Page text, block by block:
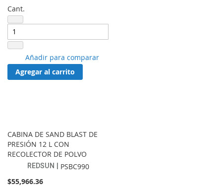
Cant.
Añadir
a
lista
Añadir para comparar
Agregar al carrito
CABINA DE SAND BLAST DE
PRESIÓN 12 L CON
RECOLECTOR DE POLVO
REDSUN
PSBC990
$55,966.36